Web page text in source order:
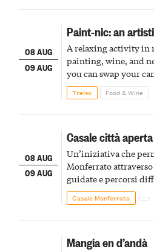
08 AUG
09 AUG
Paint-nic: an
A relaxing activity in
painting, wine, and
you can swap your
Treiso Food & Wine
08 AUG
09 AUG
Casale città aperta
Un’iniziativa che
Monferrato
guidate e percorsi
Casale Monferrato
Mangia en d’andà